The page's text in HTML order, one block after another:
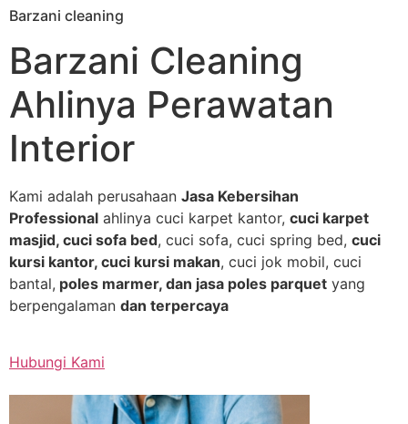
Skip
content
Barzani cleaning
Barzani Cleaning
Ahlinya Perawatan
Interior
Kami adalah perusahaan Jasa Kebersihan
Professional ahlinya cuci karpet kantor, cuci karpet
masjid, cuci sofa bed, cuci sofa, cuci spring bed, cuci
kursi kantor, cuci kursi makan, cuci jok mobil, cuci
bantal, poles marmer, dan jasa poles parquet yang
berpengalaman dan terpercaya
Hubungi Kami